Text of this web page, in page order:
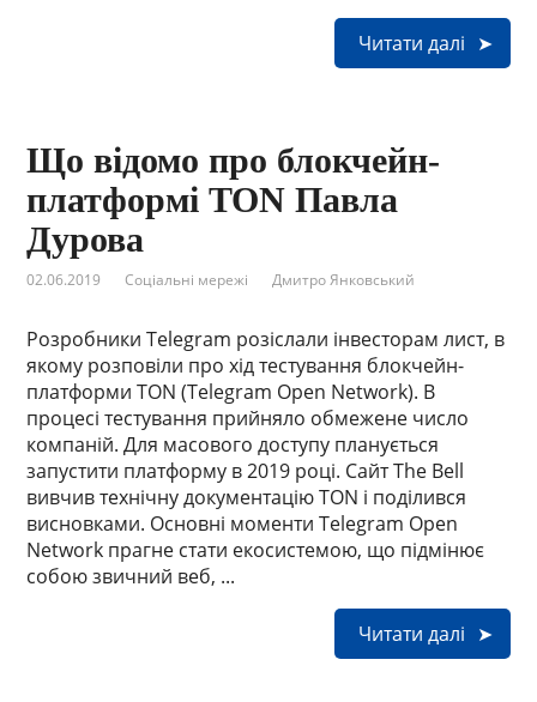
Читати далі
Що відомо про блокчейн-
платформі TON Павла
Дурова
02.06.2019 Соціальні мережі Дмитро Янковський
Розробники Telegram розіслали інвесторам лист, в
якому розповіли про хід тестування блокчейн-
платформи TON (Telegram Open Network). В
процесі тестування прийняло обмежене число
компаній. Для масового доступу планується
запустити платформу в 2019 році. Сайт The Bell
вивчив технічну документацію TON і поділився
висновками. Основні моменти Telegram Open
Network прагне стати екосистемою, що підмінює
собою звичний веб, ...
Читати далі